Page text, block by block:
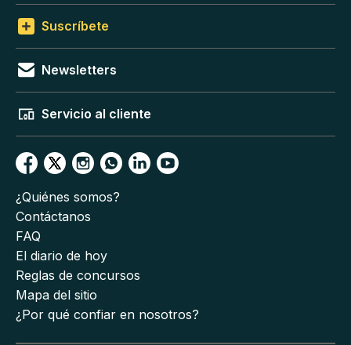
Suscríbete
Newsletters
Servicio al cliente
¿Quiénes somos?
Contáctanos
FAQ
El diario de hoy
Reglas de concursos
Mapa del sitio
¿Por qué confiar en nosotros?